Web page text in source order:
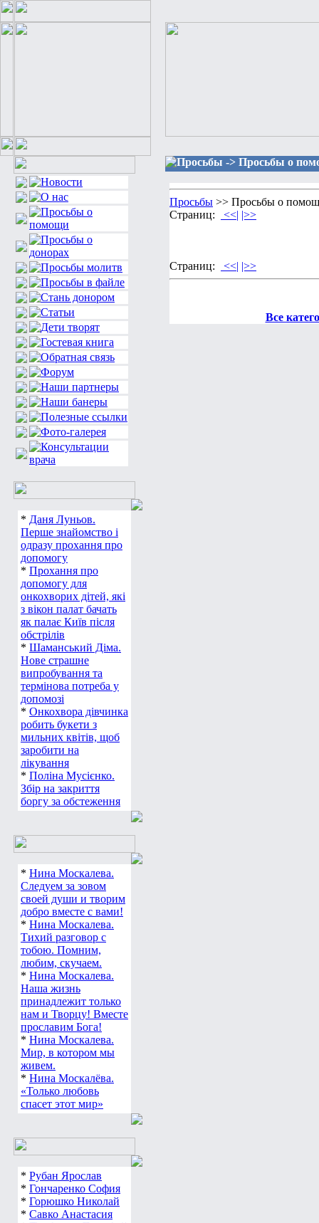
* Даня Луньов.
Перше знайомство і
одразу прохання про
допомогу
* Прохання про
допомогу для
онкохворих дітей, які
з вікон палат бачать
як палає Київ після
обстрілів
* Шаманський Діма.
Нове страшне
випробування та
термінова потреба у
допомозі
* Онкохвора дівчинка
робить букети з
мильних квітів, щоб
заробити на
лікування
* Поліна Мусієнко.
Збір на закриття
боргу за обстеження
* Нина Москалева.
Следуем за зовом
своей души и творим
добро вместе с вами!
* Нина Москалева.
Тихий разговор с
тобою. Помним,
любим, скучаем.
* Нина Москалева.
Наша жизнь
принадлежит только
нам и Творцу! Вместе
прославим Бога!
* Нина Москалева.
Мир, в котором мы
живем.
* Нина Москалёва.
«Только любовь
спасет этот мир»
* Рубан Ярослав
* Гончаренко София
* Горюшко Николай
* Савко Анастасия
Просьбы -> Просьбы о
Просьбы >> Просьбы о
Страниц:
<<| |>>
Страниц: <<| |>>
Все